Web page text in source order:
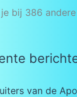
bij 386
van de